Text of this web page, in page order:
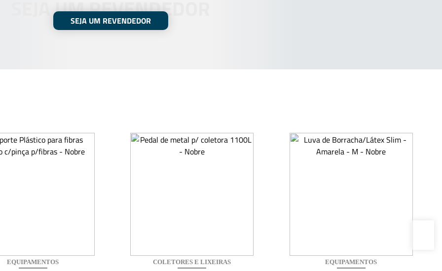
SEJA UM REVENDEDOR
SEJA UM REVENDEDOR
EQUIPAMENTOS COLETORES E LIXEIRAS EQUIPAMENTOS